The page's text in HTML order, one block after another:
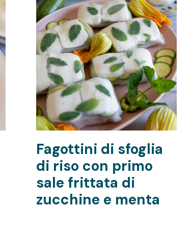
Fagottini di sfoglia
di riso con primo
sale frittata di
zucchine e menta